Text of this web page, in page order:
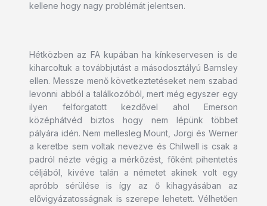
kellene hogy nagy problémát jelentsen.
Hétközben az FA kupában ha kínkeservesen is de
kiharcoltuk a továbbjutást a másodosztályú Barnsley
ellen. Messze menő következtetéseket nem szabad
levonni abból a találkozóból, mert még egyszer egy
ilyen felforgatott kezdővel ahol Emerson
középhátvéd biztos hogy nem lépünk többet
pályára idén. Nem mellesleg Mount, Jorgi és Werner
a keretbe sem voltak nevezve és Chilwell is csak a
padról nézte végig a mérkőzést, főként pihentetés
céljából, kivéve talán a németet akinek volt egy
apróbb sérülése is így az ő kihagyásában az
elővigyázatosságnak is szerepe lehetett. Vélhetően